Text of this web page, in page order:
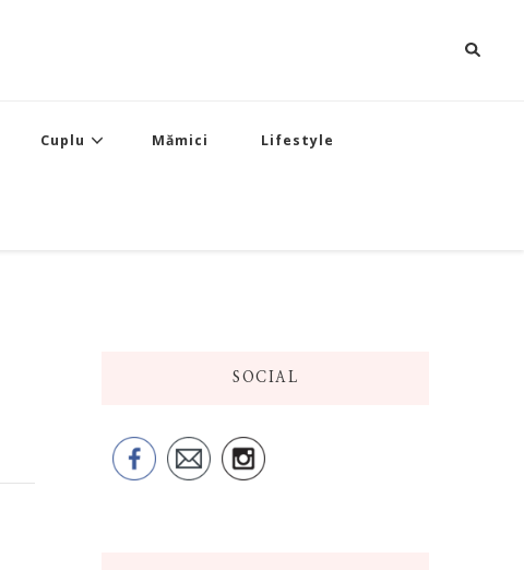
Cuplu Mămici Lifestyle
SOCIAL